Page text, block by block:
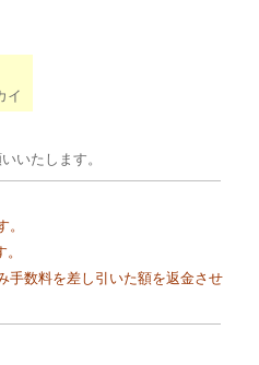
イ
いたします。
手数料を差し引いた額を返金させ